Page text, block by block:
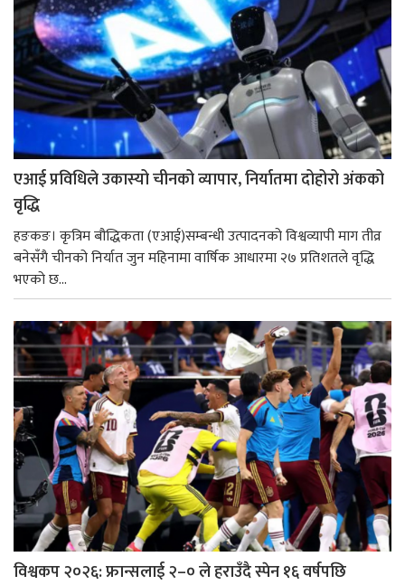
एआई प्रविधिले उकास्यो चीनको व्यापार, निर्यातमा दोहोरो अंकको
वृद्धि
हङकङ। कृत्रिम बौद्धिकता (एआई)सम्बन्धी उत्पादनको विश्वव्यापी माग तीव्र
बनेसँगै चीनको निर्यात जुन महिनामा वार्षिक आधारमा २७ प्रतिशतले वृद्धि
भएको छ...
विश्वकप २०२६: फ्रान्सलाई २–० ले हराउँदै स्पेन १६ वर्षपछि